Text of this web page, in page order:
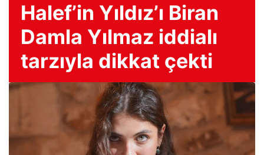
Halef’in Yıldız’ı Biran
Damla Yılmaz iddialı
tarzıyla dikkat çekti